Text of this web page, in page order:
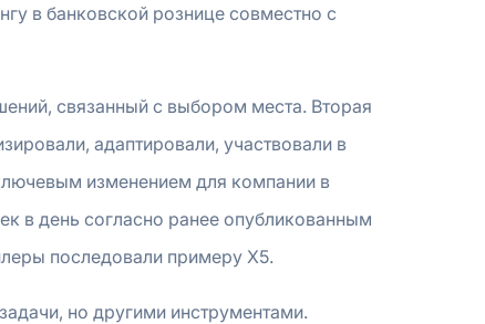
в банковской рознице совместно с
связанный с выбором места. Вторая
адаптировали, участвовали в
изменением для компании в
в день согласно ранее опубликованным
последовали примеру Х5.
но другими инструментами.